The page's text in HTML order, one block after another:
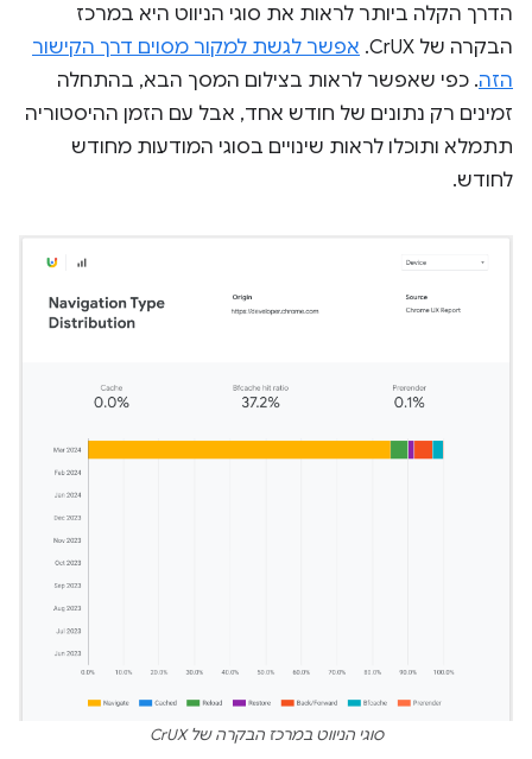
הדרך הקלה ביותר לראות את סוגי הניווט היא במרכז
הבקרה של CrUX.
אפשר לגשת למקור מסוים דרך הקישור
הזה. כפי שאפשר לראות בצילום המסך הבא, בהתחלה
זמינים רק נתונים של חודש אחד, אבל עם הזמן ההיסטוריה
תתמלא ותוכלו לראות שינויים בסוגי המודעות מחודש
לחודש.
סוגי הניווט במרכז הבקרה של CrUX